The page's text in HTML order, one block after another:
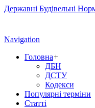
Державні Будівельні
Navigation
Головна+
ДБН
ДСТУ
Кодекси
Популярні терміни
Статті